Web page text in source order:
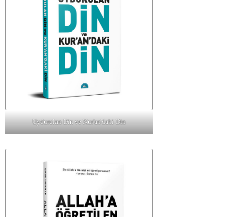
Uydurulan Din ve Kur'an'daki Din